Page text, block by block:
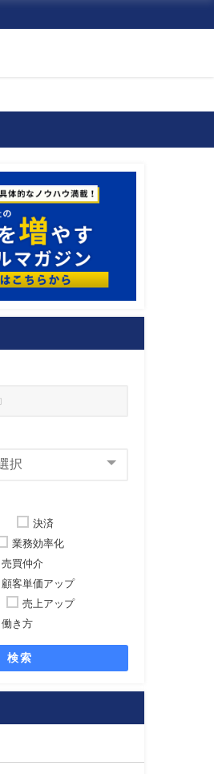
決済
業務効率化
売買仲介
顧客単価アップ
売上アップ
働き方
検索